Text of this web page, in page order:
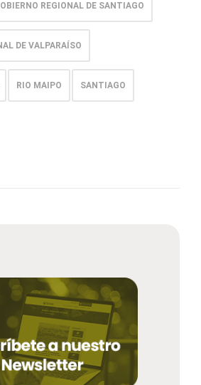
REGIONAL DE SANTIAGO
DE VALPARAÍSO
RIO MAIPO SANTIAGO